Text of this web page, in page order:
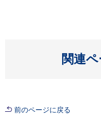
関連
前のページに戻る